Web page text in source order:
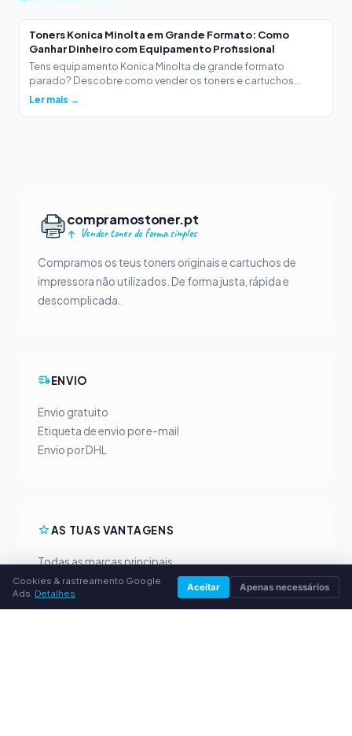
Toners Konica Minolta em Grande Formato: Como
Ganhar Dinheiro com Equipamento Profissional
Tens equipamento Konica Minolta de grande formato
parado? Descobre como vender os toners e cartuchos...
Ler mais →
compramostoner.pt
Vender toner de forma simples
Compramos os teus toners originais e cartuchos de
impressora não utilizados. De forma justa, rápida e
descomplicada.
ENVIO
Envio gratuito
Etiqueta de envio por e-mail
Envio por DHL
AS TUAS VANTAGENS
Todas as marcas principais
Preços de compra justos
Pagamento antecipado por PayPal
Cookies & rastreamento Google
Ads. Detalhes Aceitar Apenas necessários